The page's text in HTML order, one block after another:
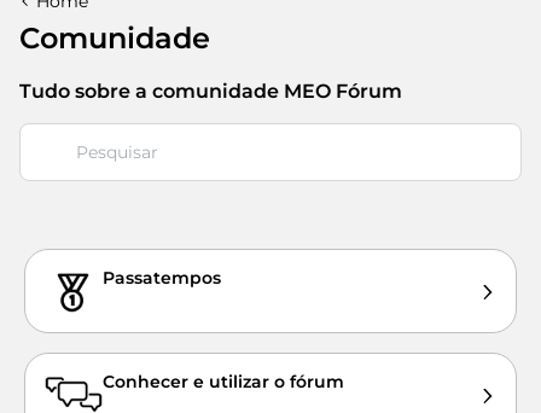
Comunidade
Tudo sobre a comunidade MEO Fórum
Passatempos
Conhecer e utilizar o fórum